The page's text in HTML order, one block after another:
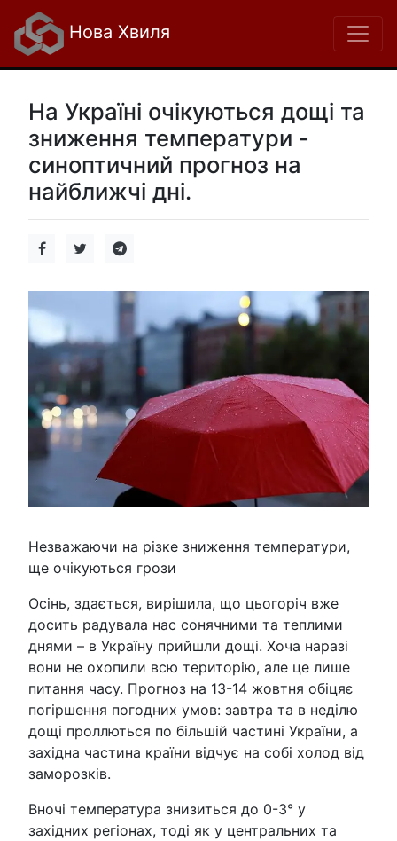
Нова Хвиля
На Україні очікуються дощі та
зниження температури -
синоптичний прогноз на
найближчі дні.
Незважаючи на різке зниження температури,
ще очікуються грози
Осінь, здається, вирішила, що цьогоріч вже
досить радувала нас сонячними та теплими
днями – в Україну прийшли дощі. Хоча наразі
вони не охопили всю територію, але це лише
питання часу. Прогноз на 13-14 жовтня обіцяє
погіршення погодних умов: завтра та в неділю
дощі проллються по більшій частині України, а
західна частина країни відчує на собі холод від
заморозків.
Вночі температура знизиться до 0-3° у
західних регіонах, тоді як у центральних та